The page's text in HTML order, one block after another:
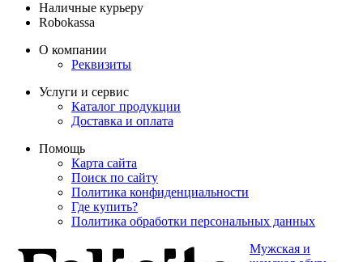
Наличные курьеру
Robokassa
О компании
Реквизиты
Услуги и сервис
Каталог продукции
Доставка и оплата
Помощь
Карта сайта
Поиск по сайту
Политика конфиденциальности
Где купить?
Политика обработки персональных данных
Мужская и